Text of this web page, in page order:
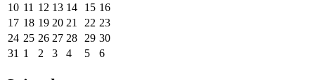
10 11 12 13 14 15 16
17 18 19 20 21 22 23
24 25 26 27 28 29 30
31 1 2 3 4 5 6